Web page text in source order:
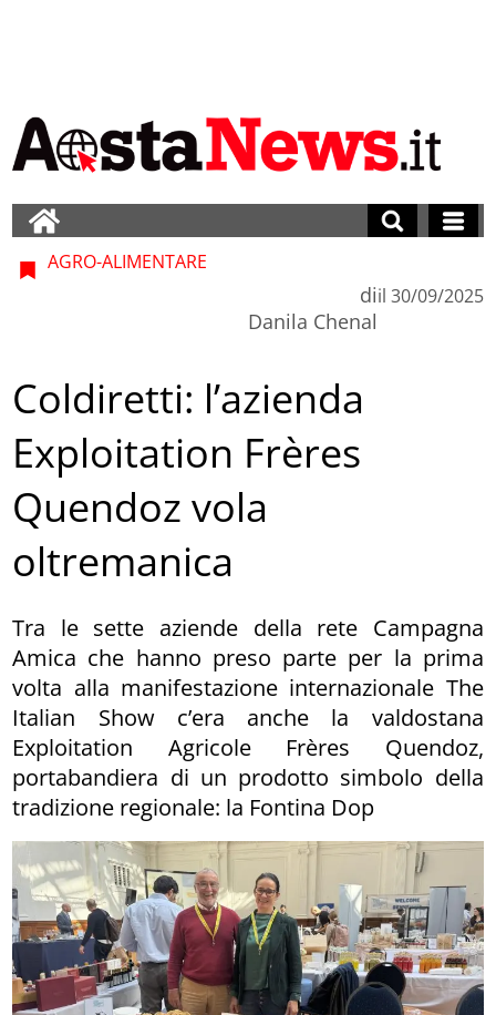
AGRO-ALIMENTARE
di
Danila Chenal
il 30/09/2025
Coldiretti: l’azienda
Exploitation Frères
Quendoz vola
oltremanica
Tra le sette aziende della rete Campagna
Amica che hanno preso parte per la prima
volta alla manifestazione internazionale The
Italian Show c’era anche la valdostana
Exploitation Agricole Frères Quendoz,
portabandiera di un prodotto simbolo della
tradizione regionale: la Fontina Dop